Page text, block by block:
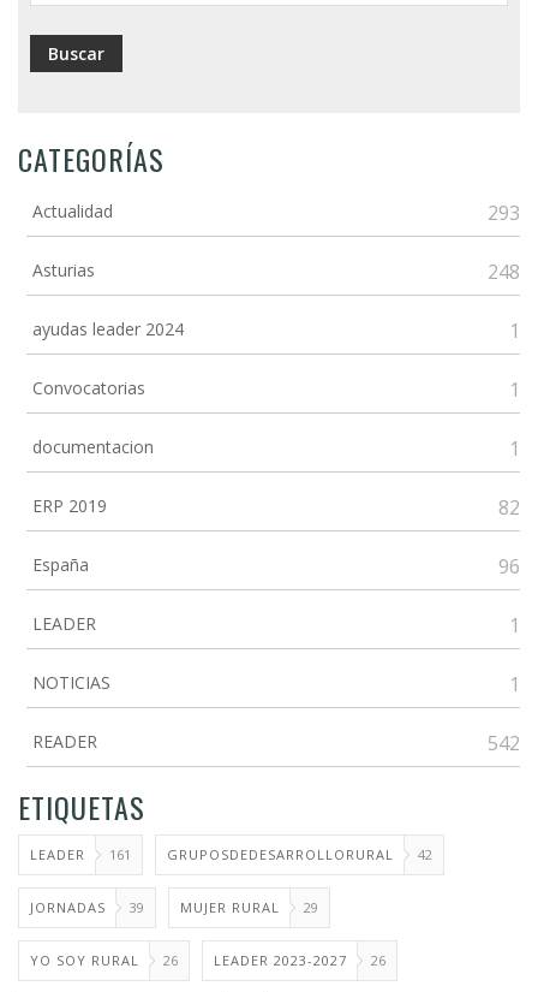
CATEGORÍAS
Actualidad 293
Asturias 248
ayudas leader 2024 1
Convocatorias 1
documentacion 1
ERP 2019 82
España 96
LEADER 1
NOTICIAS 1
READER 542
ETIQUETAS
LEADER 161 GRUPOSDEDESARROLLORURAL 42
JORNADAS 39 MUJER RURAL 29
YO SOY RURAL 26 LEADER 2023-2027 26